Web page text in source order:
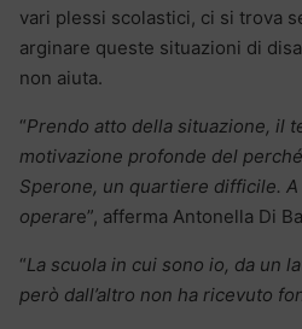
vari plessi scolastici, ci si trova
arginare queste situazioni di
non aiuta.
“Prendo atto della situazione, il
motivazione profonde del
Sperone, un quartiere difficile.
operare”, afferma Antonella Di
“La scuola in cui sono io, da un
però dall’altro non ha ricevuto